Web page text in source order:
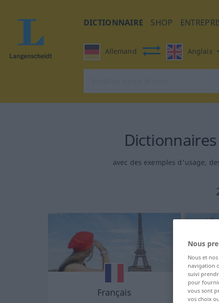
DICTIONNAIRE SHOP
Allemand Anglais
avec des exemples d'usage,
Français
Nous
Nous et nos
navigation
suivi
pour
vous sont
vos choix